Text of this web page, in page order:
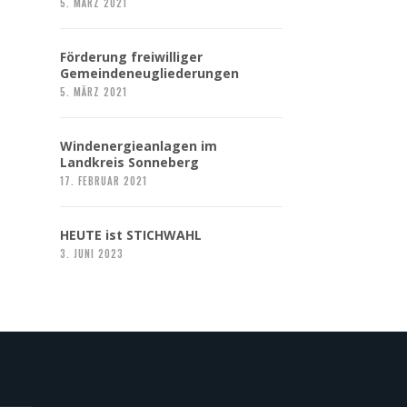
Förderung freiwilliger
Gemeindeneugliederungen
5. MÄRZ 2021
Windenergieanlagen im
Landkreis Sonneberg
17. FEBRUAR 2021
HEUTE ist STICHWAHL
3. JUNI 2023